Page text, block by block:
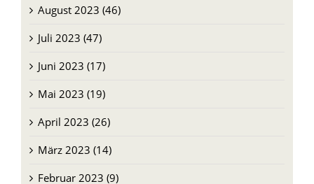
August 2023 (46)
Juli 2023 (47)
Juni 2023 (17)
Mai 2023 (19)
April 2023 (26)
März 2023 (14)
Februar 2023 (9)